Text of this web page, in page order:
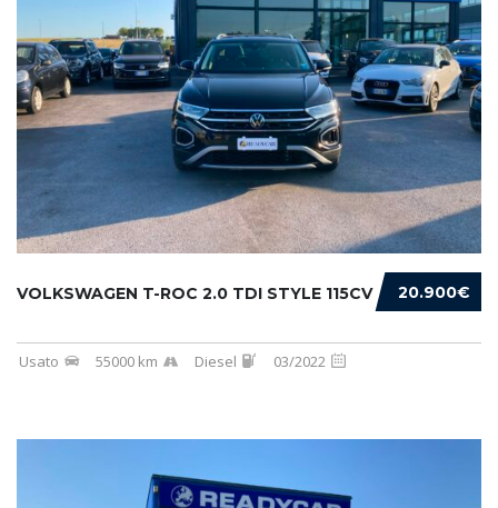
20.900€
VOLKSWAGEN T-ROC 2.0 TDI STYLE 115CV
Usato 55000 km Diesel 03/2022